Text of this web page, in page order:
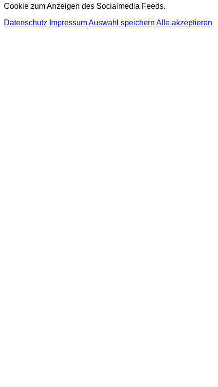
Cookie zum Anzeigen des Socialmedia Feeds.
Datenschutz ImpressumAuswahl speichern Alle akzeptieren